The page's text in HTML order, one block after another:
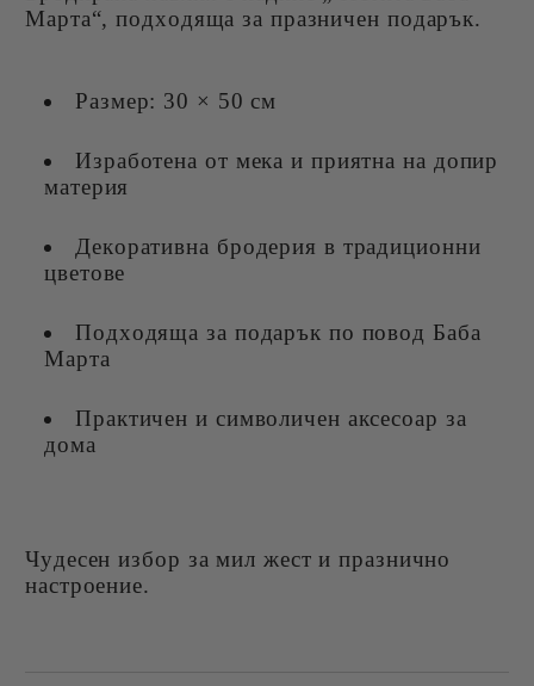
Марта“, подходяща за празничен подарък.
Размер: 30 × 50 см
Изработена от мека и приятна на допир
материя
Декоративна бродерия в традиционни
цветове
Подходяща за подарък по повод Баба
Марта
Практичен и символичен аксесоар за
дома
Чудесен избор за мил жест и празнично
настроение.